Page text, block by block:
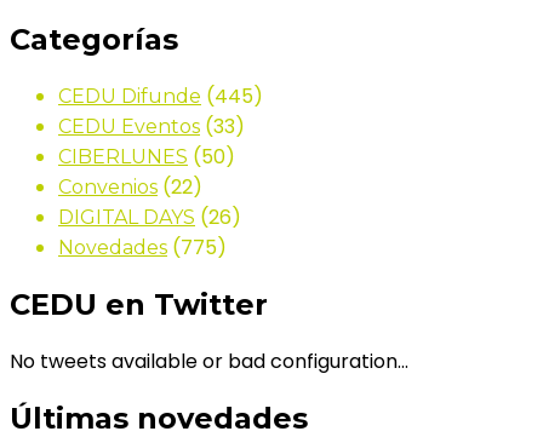
Categorías
CEDU Difunde (445)
CEDU Eventos (33)
CIBERLUNES (50)
Convenios (22)
DIGITAL DAYS (26)
Novedades (775)
CEDU en Twitter
No tweets available or bad configuration...
Últimas novedades